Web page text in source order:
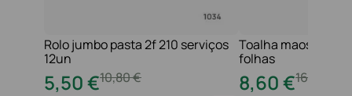
Rolo jumbo pasta 2f 210 serviços
12un
10,80€
5,50€
Toalha maos 2f
folhas
16
8,60€